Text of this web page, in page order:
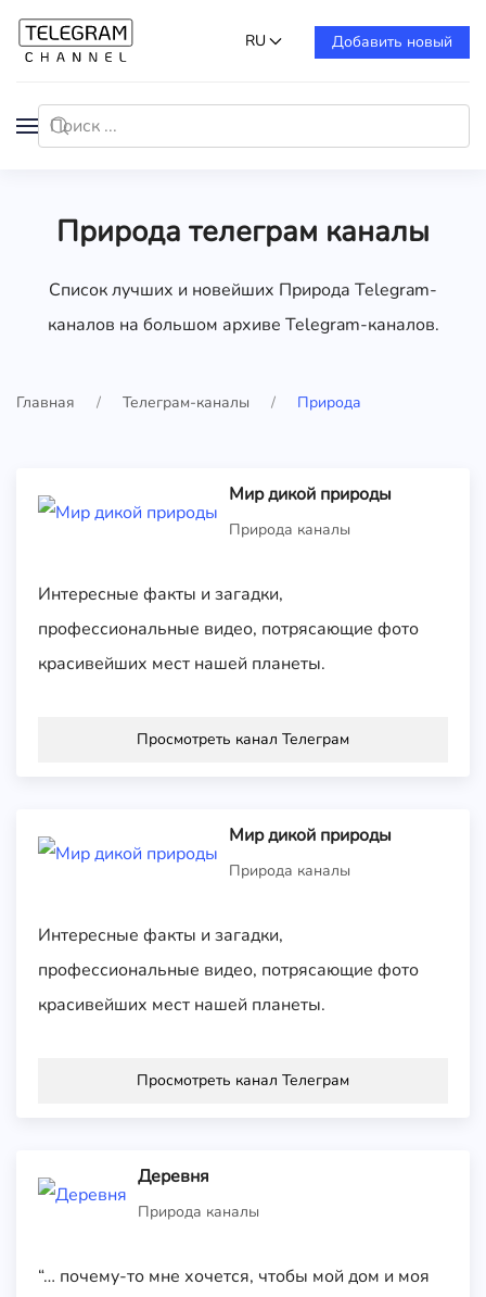
RU Добавить новый
Природа телеграм каналы
Список лучших и новейших Природа Telegram-
каналов на большом архиве Telegram-каналов.
Главная Телеграм-каналы Природа
Мир дикой природы
Природа каналы
Интересные факты и загадки,
профессиональные видео, потрясающие фото
красивейших мест нашей планеты.
Просмотреть канал Телеграм
Мир дикой природы
Природа каналы
Интересные факты и загадки,
профессиональные видео, потрясающие фото
красивейших мест нашей планеты.
Просмотреть канал Телеграм
Деревня
Природа каналы
“… почему-то мне хочется, чтобы мой дом и моя